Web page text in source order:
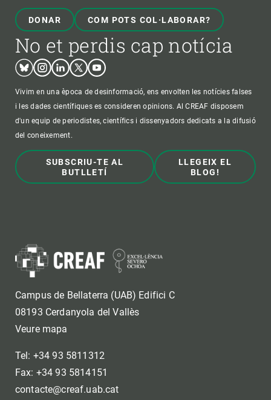
DONAR COM POTS COL·LABORAR?
No et perdis cap notícia
BlueskyInstagram
LinkedinTwitterYoutube
Vivim en una època de desinformació, ens envolten les notícies falses
i les dades científiques es consideren opinions. Al CREAF disposem
d'un equip de periodistes, científics i dissenyadors dedicats a la difusió
del coneixement.
SUBSCRIU-TE AL
BUTLLETÍ
LLEGEIX EL
BLOG!
Campus de Bellaterra (UAB) Edifici C
08193 Cerdanyola del Vallès
Veure mapa
Tel: +34 93 5811312
Fax: +34 93 5814151
contacte@creaf.uab.cat